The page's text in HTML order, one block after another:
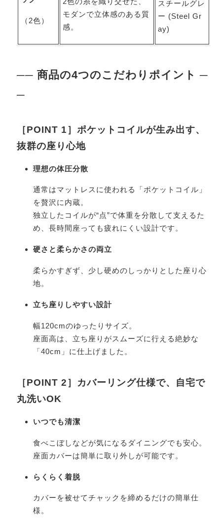
（2色）
モダンで立体感のある質
感。
スチールグレ
ー (Steel Gr
ay)
── 商品の4つのこだわりポイント ─
─
［POINT 1］ポケットコイルが生み出す、
抜群の座り心地
理想の体圧分散
通常はマットレスに使われる「ポケットコイル」
を贅沢に内蔵。
独立したコイルが“点”で体重を分散して支えるた
め、長時間座っても疲れにくい設計です。
硬さと柔らかさの両立
柔らかすぎず、少し硬めのしっかりとした座り心
地。
立ち座りしやすい設計
幅120cmのゆったりサイズ。
座面高は、立ち座りがスムーズに行える絶妙な
「40cm」に仕上げました。
［POINT 2］カバーリング仕様で、自宅で
丸洗いOK
いつでも清潔
食べこぼしなどが気になるダイニングでも安心。
座面カバーは簡単に取り外しが可能です。
らくらく着脱
カバーを被せてチャックを締めるだけの簡単仕
様。